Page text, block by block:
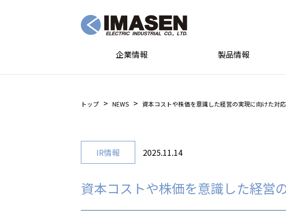
企業情報 製品情報
トップ NEWS 資本コストや株価を意識した経営の実現に向けた対
IR情報 2025.11.14
資本コストや株価を意識した経営